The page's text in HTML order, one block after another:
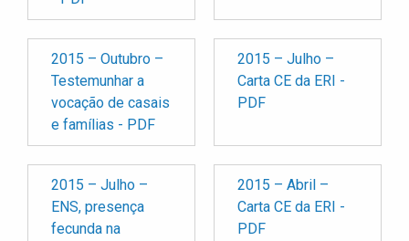
2015 – Outubro –
Testemunhar a
vocação de casais
e famílias - PDF
2015 – Julho –
Carta CE da ERI -
PDF
2015 – Julho –
ENS, presença
fecunda na
2015 – Abril –
Carta CE da ERI -
PDF